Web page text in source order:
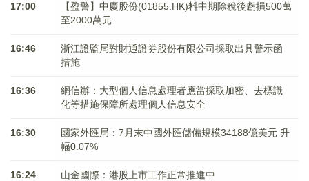
17:00
【盈警】中慶股份(01855.HK)料中期除稅後虧損500萬
至2000萬元
16:46
浙江證監局對財通證券股份有限公司採取出具警示函
措施
16:36
網信辦：大型個人信息處理者應當採取加密、去標識
化等措施保障所處理個人信息安全
16:30
國家外匯局：7月末中國外匯儲備規模34188億美元 升
幅0.07%
16:24 山金國際：港股上市工作正常推進中